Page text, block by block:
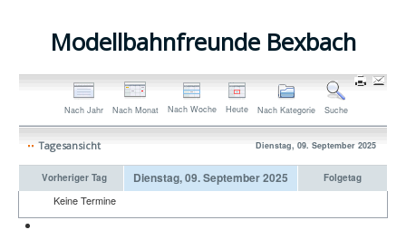
Modellbahnfreunde Bexbach
Nach Jahr Nach Monat Nach Woche Heute Nach Kategorie Suche
Tagesansicht Dienstag, 09. September 2025
Vorheriger Tag Dienstag, 09. September 2025 Folgetag
Keine Termine